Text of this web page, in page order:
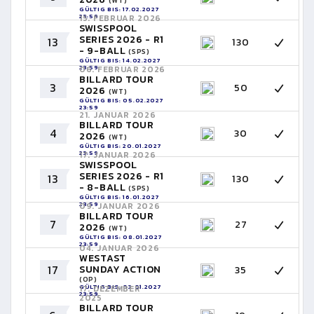
GÜLTIG BIS: 17.02.2027
23:59
13
15. FEBRUAR 2026
SWISSPOOL
SERIES 2026 - R1
- 9-BALL(SPS)
GÜLTIG BIS: 14.02.2027
23:59
130
3
06. FEBRUAR 2026
BILLARD TOUR
2026 (WT)
GÜLTIG BIS: 05.02.2027
23:59
50
4
21. JANUAR 2026
BILLARD TOUR
2026 (WT)
GÜLTIG BIS: 20.01.2027
23:59
30
13
17. JANUAR 2026
SWISSPOOL
SERIES 2026 - R1
- 8-BALL(SPS)
GÜLTIG BIS: 16.01.2027
23:59
130
7
09. JANUAR 2026
BILLARD TOUR
2026 (WT)
GÜLTIG BIS: 08.01.2027
23:59
27
17
04. JANUAR 2026
WESTAST
SUNDAY ACTION
(OP)
GÜLTIG BIS: 03.01.2027
23:59
35
17. DEZEMBER
2025
BILLARD TOUR